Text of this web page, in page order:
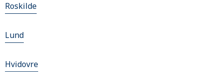
Roskilde
Lund
Hvidovre